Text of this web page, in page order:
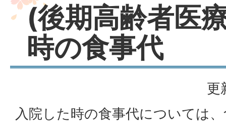
(後期高齢者医
時の食事代
更
入院した時の食事代については